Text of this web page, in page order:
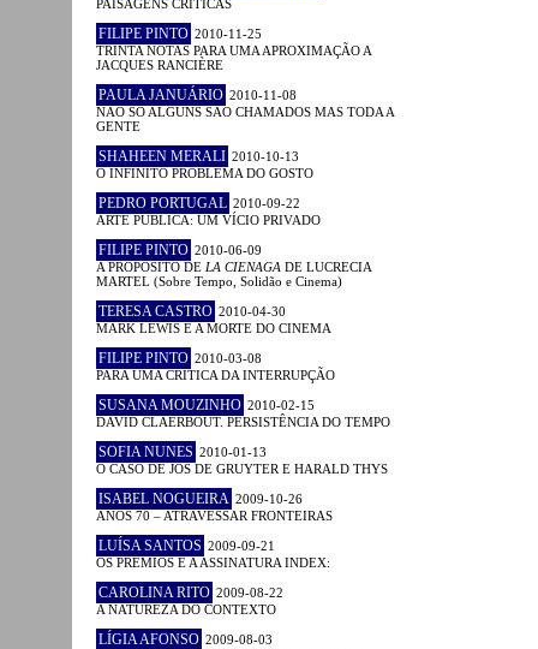
PAISAGENS CRÍTICAS
FILIPE PINTO 2010-11-25
TRINTA NOTAS PARA UMA APROXIMAÇÃO A
JACQUES RANCIÈRE
PAULA JANUÁRIO 2010-11-08
NÃO SÓ ALGUNS SÃO CHAMADOS MAS TODA A
GENTE
SHAHEEN MERALI 2010-10-13
O INFINITO PROBLEMA DO GOSTO
PEDRO PORTUGAL 2010-09-22
ARTE PÚBLICA: UM VÍCIO PRIVADO
FILIPE PINTO 2010-06-09
A PROPÓSITO DE LA CIENAGA DE LUCRECIA
MARTEL (Sobre Tempo, Solidão e Cinema)
TERESA CASTRO 2010-04-30
MARK LEWIS E A MORTE DO CINEMA
FILIPE PINTO 2010-03-08
PARA UMA CRÍTICA DA INTERRUPÇÃO
SUSANA MOUZINHO 2010-02-15
DAVID CLAERBOUT. PERSISTÊNCIA DO TEMPO
SOFIA NUNES 2010-01-13
O CASO DE JOS DE GRUYTER E HARALD THYS
ISABEL NOGUEIRA 2009-10-26
ANOS 70 – ATRAVESSAR FRONTEIRAS
LUÍSA SANTOS 2009-09-21
OS PRÉMIOS E A ASSINATURA INDEX:
CAROLINA RITO 2009-08-22
A NATUREZA DO CONTEXTO
LÍGIA AFONSO 2009-08-03